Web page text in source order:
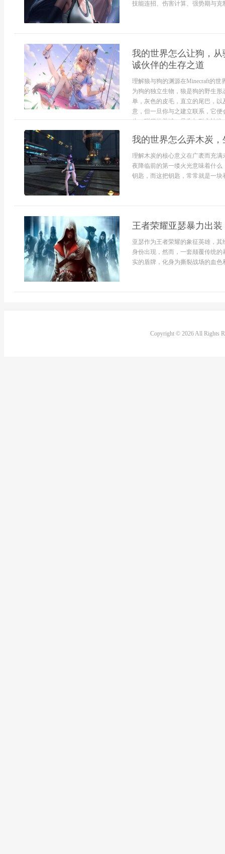
技能连招、伤害计算、强势期与
我的世界怎么让狗，
诚伙伴的生存之道
理解狼与狗的渊源在Minecraft的
为狗的独立生物，狼是狗的野生
单，灰色的皮毛，直立的尾巴，
意，但一旦你与之建立联系，它
步。驯服的关键，骨头与耐心让
我的世界怎么弄木炭
理解木炭的核心意义在广袤而充
夜降临前的第一缕火光意味着什
钥匙，而这把钥匙，常常就是一块
王者荣耀亚瑟暴力出
亚瑟作为王者荣耀的象征英雄，
身份出现，然而，一套颠覆传统
实的盾牌，化身为撕裂战场的血
Copyright © 2026 All Rights